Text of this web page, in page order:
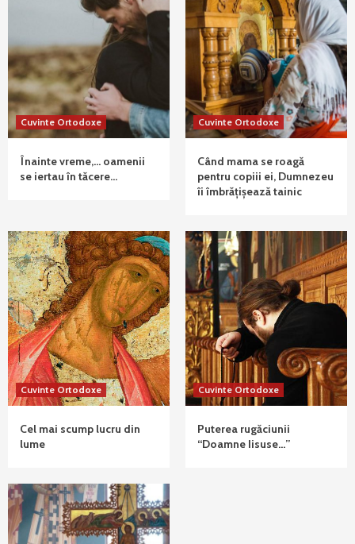
Cuvinte Ortodoxe
Înainte vreme,… oamenii
se iertau în tăcere…
Cuvinte Ortodoxe
Când mama se roagă
pentru copiii ei, Dumnezeu
îi îmbrățișează tainic
Cuvinte Ortodoxe
Cel mai scump lucru din
lume
Cuvinte Ortodoxe
Puterea rugăciunii
“Doamne Iisuse…”